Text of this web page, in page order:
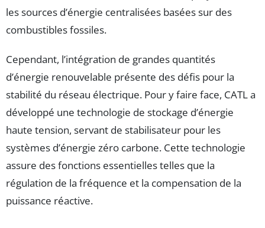
les sources d’énergie centralisées basées sur des
combustibles fossiles.
Cependant, l’intégration de grandes quantités
d’énergie renouvelable présente des défis pour la
stabilité du réseau électrique. Pour y faire face, CATL a
développé une technologie de stockage d’énergie
haute tension, servant de stabilisateur pour les
systèmes d’énergie zéro carbone. Cette technologie
assure des fonctions essentielles telles que la
régulation de la fréquence et la compensation de la
puissance réactive.